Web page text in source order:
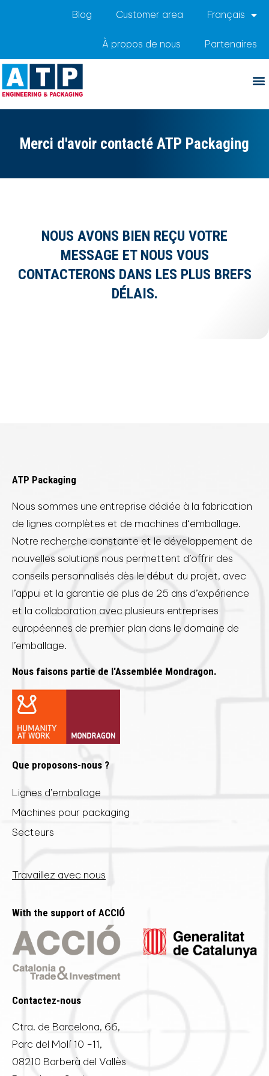
Blog Customer area Français
À propos de nous Partenaires
Merci
Merci d'avoir contacté ATP Packaging
NOUS AVONS BIEN REÇU VOTRE
MESSAGE ET NOUS VOUS
CONTACTERONS DANS LES PLUS BREFS
DÉLAIS.
ATP Packaging
Nous sommes une entreprise dédiée à la fabrication
de lignes complètes et de machines d‘emballage.
Notre recherche constante et le développement de
nouvelles solutions nous permettent d’offrir des
conseils personnalisés dès le début du projet, avec
l’appui et la garantie de plus de 25 ans d’expérience
et la collaboration avec plusieurs entreprises
européennes de premier plan dans le domaine de
l’emballage.
Nous faisons partie de l'Assemblée Mondragon.
Que proposons-nous ?
Lignes d’emballage
Machines pour packaging
Secteurs
Travaillez avec nous
With the support of ACCIÓ
Contactez-nous
Ctra. de Barcelona, 66,
Parc del Molí 10 -11,
08210 Barberà del Vallès